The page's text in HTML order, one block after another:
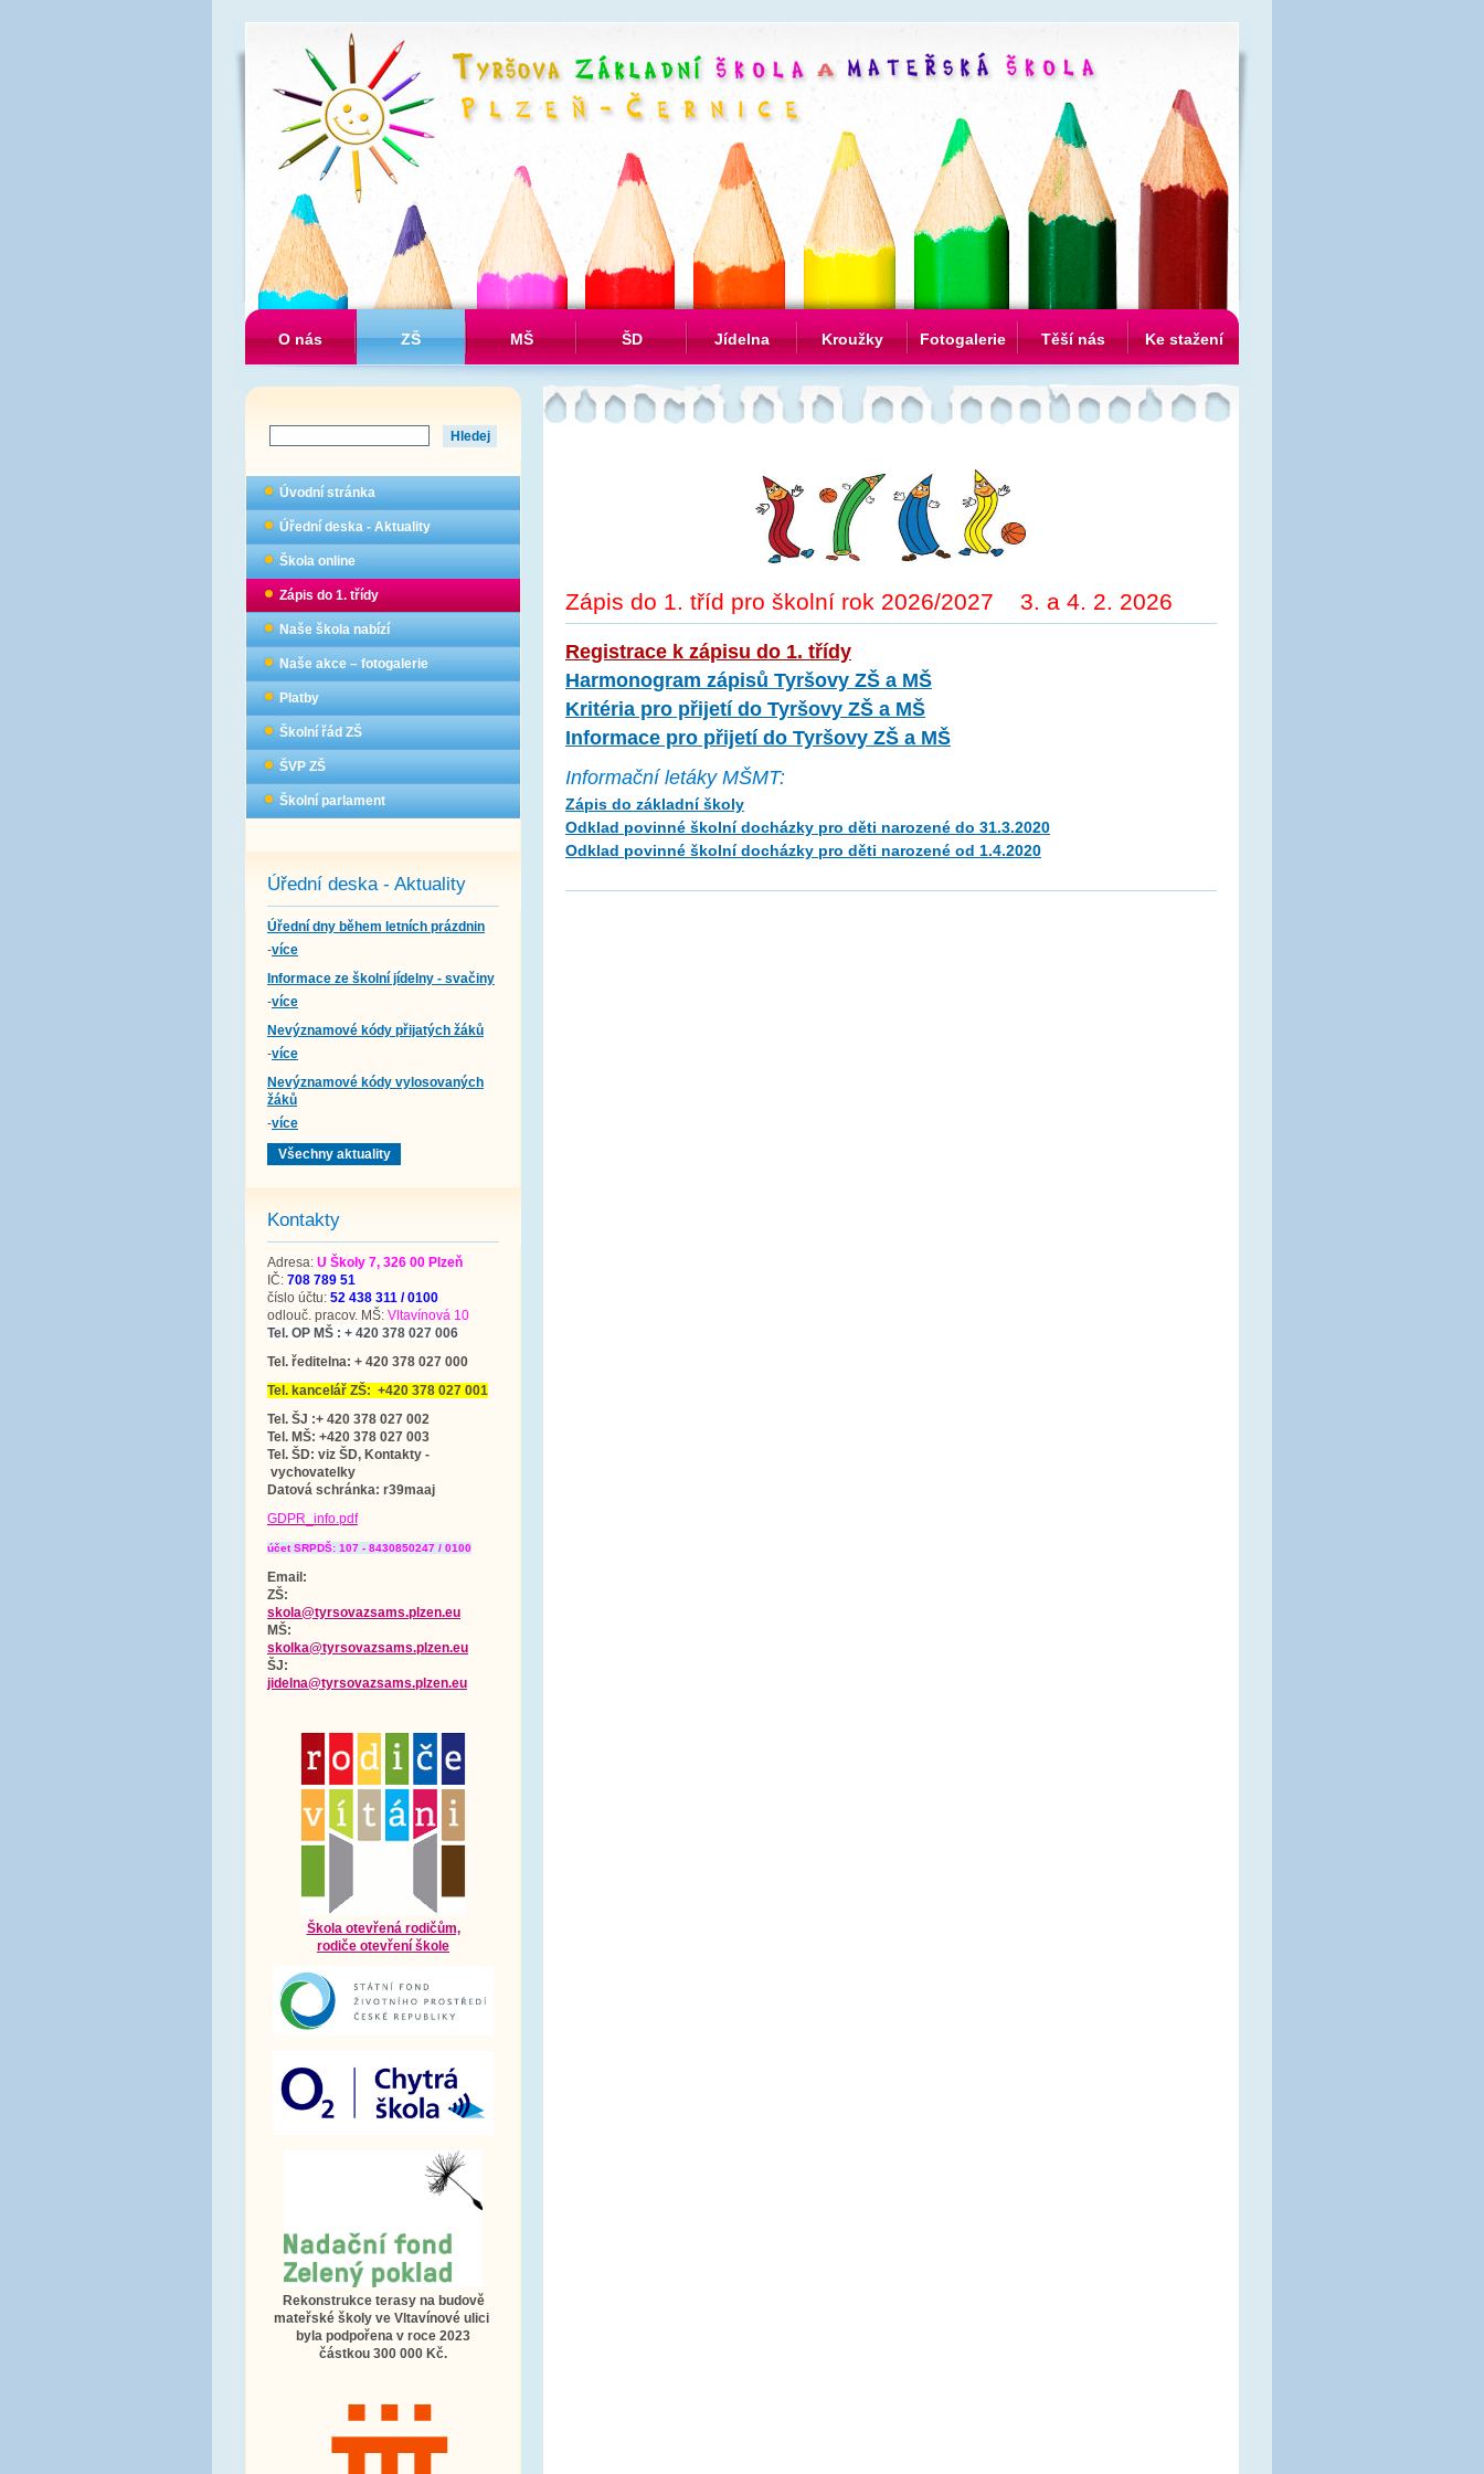
O nás ZŠ MŠ ŠD Jídelna Kroužky Fotogalerie Těší nás Ke stažení
Úvodní stránka
Úřední deska - Aktuality
Škola online
Zápis do 1. třídy
Naše škola nabízí
Naše akce – fotogalerie
Platby
Školní řád ZŠ
ŠVP ZŠ
Školní parlament
Úřední deska - Aktuality
Úřední dny během letních prázdnin
-více
Informace ze školní jídelny - svačiny
-více
Nevýznamové kódy přijatých žáků
-více
Nevýznamové kódy vylosovaných
žáků
-více
Všechny aktuality
Kontakty
Adresa: U Školy 7, 326 00 Plzeň
IČ: 708 789 51
číslo účtu: 52 438 311 / 0100
odlouč. pracov. MŠ: Vltavínová 10
Tel. OP MŠ : + 420 378 027 006
Tel. ředitelna: + 420 378 027 000
Tel. kancelář ZŠ: +420 378 027 001
Tel. ŠJ :+ 420 378 027 002
Tel. MŠ: +420 378 027 003
Tel. ŠD: viz ŠD, Kontakty -
vychovatelky
Datová schránka: r39maaj
GDPR_info.pdf
účet SRPDŠ: 107 - 8430850247 / 0100
Email:
ZŠ:
skola@tyrsovazsams.plzen.eu
MŠ:
skolka@tyrsovazsams.plzen.eu
ŠJ:
jidelna@tyrsovazsams.plzen.eu
Škola otevřená rodičům,
rodiče otevření škole
Rekonstrukce terasy na budově
mateřské školy ve Vltavínové ulici
byla podpořena v roce 2023
částkou 300 000 Kč.
Zápis do 1. tříd pro školní rok 2026/2027 3. a 4. 2. 2026
Registrace k zápisu do 1. třídy
Harmonogram zápisů Tyršovy ZŠ a MŠ
Kritéria pro přijetí do Tyršovy ZŠ a MŠ
Informace pro přijetí do Tyršovy ZŠ a MŠ
Informační letáky MŠMT:
Zápis do základní školy
Odklad povinné školní docházky pro děti narozené do 31.3.2020
Odklad povinné školní docházky pro děti narozené od 1.4.2020